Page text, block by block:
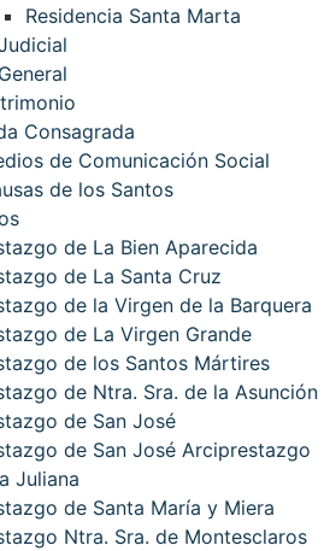
Residencia Santa Marta
Consagrada
de Comunicación Social
de los Santos
de La Bien Aparecida
de La Santa Cruz
de la Virgen de la Barquera
de La Virgen Grande
de los Santos Mártires
de Ntra. Sra. de la Asunción
de San José
de San José Arciprestazgo
Juliana
de Santa María y Miera
Ntra. Sra. de Montesclaros